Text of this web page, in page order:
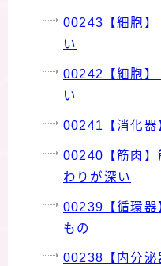
00243【細胞】
い
00242【細胞】
い
00241【消化器
00240【筋肉】
わりが深い
00239【循環器
もの
00238【内分泌